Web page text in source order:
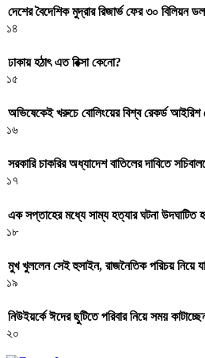
দেশের বৈদেশিক মুদ্রার রিজার্ভ ফের ৩০ বিলিয়ন
১৪
ঢাকায় হঠাৎ এত রিক্সা কেনো?
১৫
অভিষেকেই খরুচে বোলিংয়ের বিশ্ব রেকর্ড আইরিশ
১৬
সরকারি চাকরির অধ্যাদেশ বাতিলের দাবিতে
১৭
এক সপ্তাহের মধ্যে সাম্য হত্যার ঘটনা উদঘাটিত
১৮
মুখ খুললেন সেই হুসাইন, রাজনৈতিক পরিচয় নিয়ে
১৯
নিউইয়র্কে ঈদের ছুটিতে পরিবার নিয়ে সময়
২০